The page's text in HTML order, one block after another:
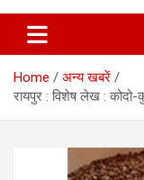
Vartha 24
Home
अन्य खबरें
रायपुर : विशेष लेख : कोदो-